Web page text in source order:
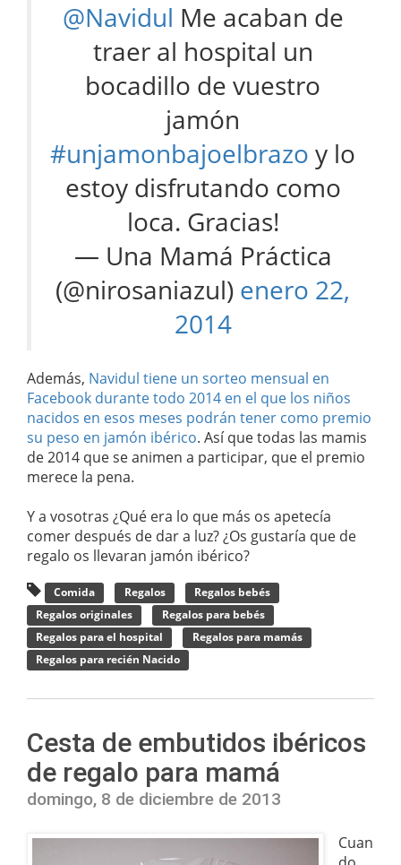
@Navidul Me acaban de
traer al hospital un
bocadillo de vuestro
jamón
#unjamonbajoelbrazo y lo
estoy disfrutando como
loca. Gracias!
— Una Mamá Práctica
(@nirosaniazul) enero 22,
2014
Además, Navidul tiene un sorteo mensual en
Facebook durante todo 2014 en el que los niños
nacidos en esos meses podrán tener como premio
su peso en jamón ibérico. Así que todas las mamis
de 2014 que se animen a participar, que el premio
merece la pena.
Y a vosotras ¿Qué era lo que más os apetecía
comer después de dar a luz? ¿Os gustaría que de
regalo os llevaran jamón ibérico?
Comida Regalos
Regalos bebés
Regalos originales
Regalos para bebés
Regalos para el hospital
Regalos para mamás
Regalos para recién Nacido
Cesta de embutidos ibéricos
de regalo para mamá
domingo, 8 de diciembre de 2013
Cuan